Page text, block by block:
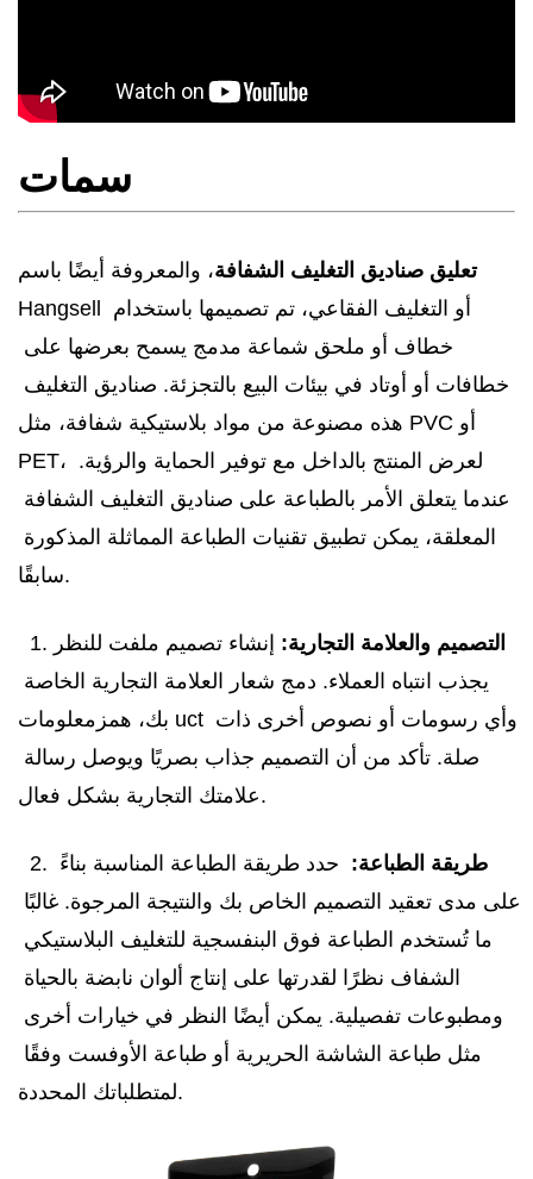
سمات
تعليق صناديق التغليف الشفافة، والمعروفة أيضًا باسم
Hangsell أو التغليف الفقاعي، تم تصميمها باستخدام
هذه مصنوعة من مواد بلاستيكية شفافة، مثل PVC أو
PET، لعرض المنتج بالداخل مع توفير الحماية والرؤية.
سابقًا.
  1.
التصميم والعلامة التجارية:
بك، همز معلومات uct وأي رسومات أو نصوص أخرى ذات
علامتك التجارية بشكل فعال.
  2.
طريقة الطباعة:
لمتطلباتك المحددة.